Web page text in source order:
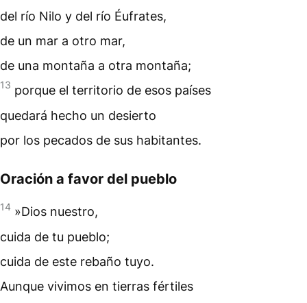
del río Nilo y del río Éufrates,
de un mar a otro mar,
de una montaña a otra montaña;
13 porque el territorio de esos países
quedará hecho un desierto
por los pecados de sus habitantes.
Oración a favor del pueblo
14 »Dios nuestro,
cuida de tu pueblo;
cuida de este rebaño tuyo.
Aunque vivimos en tierras fértiles